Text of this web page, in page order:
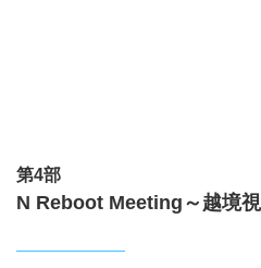
第4部
N Reboot Meeting～越境